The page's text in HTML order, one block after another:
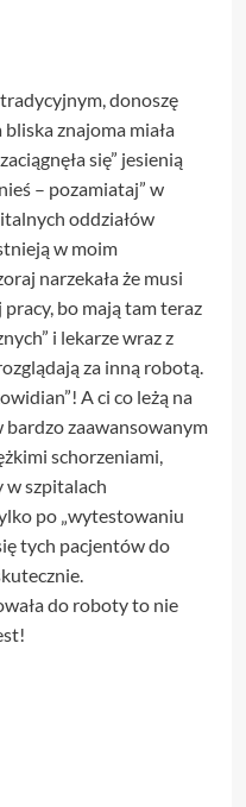
donoszę
znajoma miała
się” jesienią
– pozamiataj” w
oddziałów
w moim
narzekała że musi
bo mają tam teraz
i lekarze wraz z
za inną robotą.
A ci co leżą na
zaawansowanym
schorzeniami,
w szpitalach
po „wytestowaniu
tych pacjentów do
do roboty to nie